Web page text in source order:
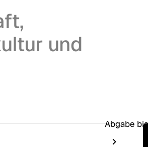
und
Abgabe